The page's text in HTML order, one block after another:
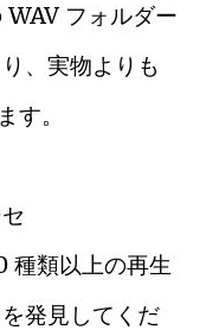
フォルダー
、実物よりも
す。
種類以上の再生
発見してくだ